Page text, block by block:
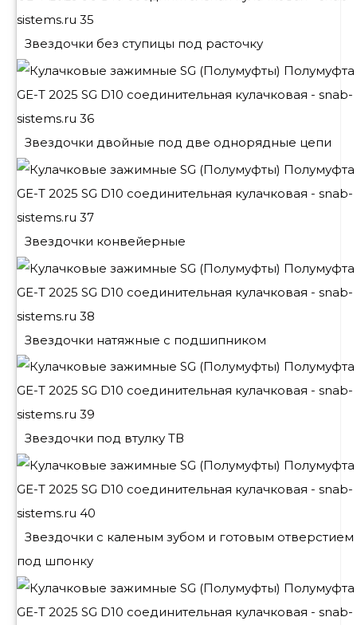
Звездочки без ступицы под расточку
Звездочки двойные под две однорядные цепи
Звездочки конвейерные
Звездочки натяжные с подшипником
Звездочки под втулку ТВ
Звездочки с каленым зубом и готовым отверстием
под шпонку